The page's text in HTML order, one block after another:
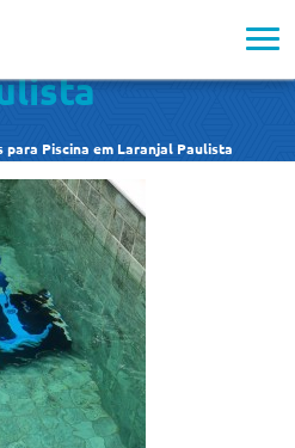
em
para Piscina em Laranjal Paulista